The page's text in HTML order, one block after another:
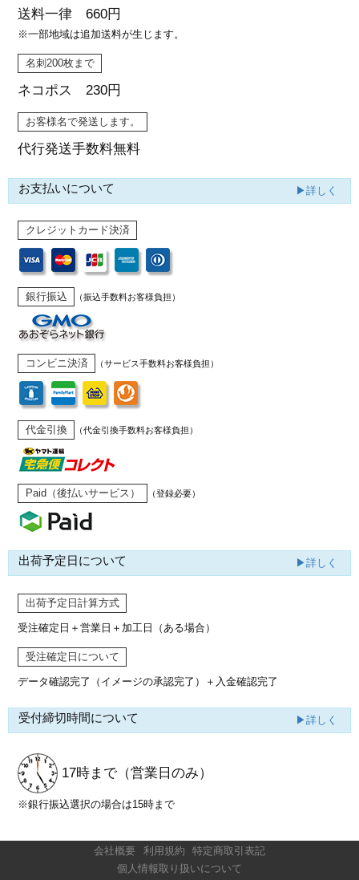
送料一律 660円
※一部地域は追加送料が生じます。
名刺200枚まで
ネコポス 230円
お客様名で発送します。
代行発送手数料無料
お支払いについて ▶詳しく
クレジットカード決済
銀行振込 （振込手数料お客様負担）
コンビニ決済 （サービス手数料お客様負担）
代金引換 （代金引換手数料お客様負担）
Paid（後払いサービス） （登録必要）
出荷予定日について ▶詳しく
出荷予定日計算方式
受注確定日＋営業日＋加工日（ある場合）
受注確定日について
データ確認完了（イメージの承認完了） ＋入金確認完了
受付締切時間について ▶詳しく
17時まで （営業日のみ）
※銀行振込選択の場合は15時まで
会社概要 利用規約
特定商取引表記
個人情報取り扱いについて